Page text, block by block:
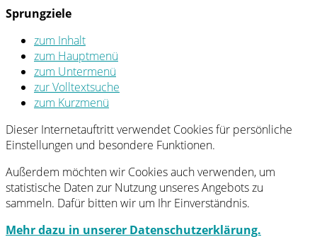
Sprungziele
zum Inhalt
zum Hauptmenü
zum Untermenü
zur Volltextsuche
zum Kurzmenü
Dieser Internetauftritt verwendet Cookies für persönliche
Einstellungen und besondere Funktionen.
Außerdem möchten wir Cookies auch verwenden, um
statistische Daten zur Nutzung unseres Angebots zu
sammeln. Dafür bitten wir um Ihr Einverständnis.
Mehr dazu in unserer Datenschutzerklärung.